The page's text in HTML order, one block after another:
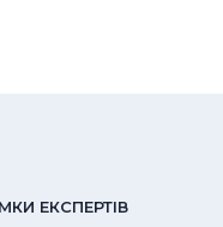
ЕКСПЕРТIВ